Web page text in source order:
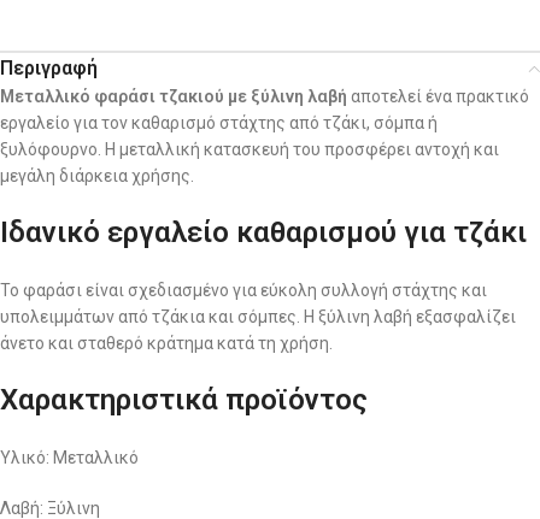
Περιγραφή
Μεταλλικό φαράσι τζακιού με ξύλινη λαβή αποτελεί ένα πρακτικό
εργαλείο για τον καθαρισμό στάχτης από τζάκι, σόμπα ή
ξυλόφουρνο. Η μεταλλική κατασκευή του προσφέρει αντοχή και
μεγάλη διάρκεια χρήσης.
Ιδανικό εργαλείο καθαρισμού για τζάκι
Το φαράσι είναι σχεδιασμένο για εύκολη συλλογή στάχτης και
υπολειμμάτων από τζάκια και σόμπες. Η ξύλινη λαβή εξασφαλίζει
άνετο και σταθερό κράτημα κατά τη χρήση.
Χαρακτηριστικά προϊόντος
Υλικό: Μεταλλικό
Λαβή: Ξύλινη